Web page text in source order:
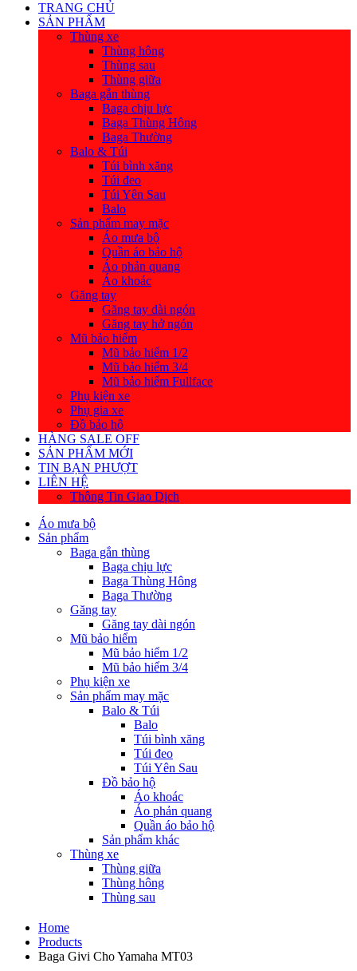
TRANG CHỦ
SẢN PHẨM
Thùng xe
Thùng hông
Thùng sau
Thùng giữa
Baga gắn thùng
Baga chịu lực
Baga Thùng Hông
Baga Thường
Balo & Túi
Túi bình xăng
Túi đeo
Túi Yên Sau
Balo
Sản phẩm may mặc
Áo mưa bộ
Quần áo bảo hộ
Áo phản quang
Áo khoác
Găng tay
Găng tay dài ngón
Găng tay hở ngón
Mũ bảo hiểm
Mũ bảo hiểm 1/2
Mũ bảo hiểm 3/4
Mũ bảo hiểm Fullface
Phụ kiện xe
Phụ gia xe
Đồ bảo hộ
HÀNG SALE OFF
SẢN PHẨM MỚI
TIN BẠN PHƯỢT
LIÊN HỆ
Thông Tin Giao Dịch
Áo mưa bộ
Sản phẩm
Baga gắn thùng
Baga chịu lực
Baga Thùng Hông
Baga Thường
Găng tay
Găng tay dài ngón
Mũ bảo hiểm
Mũ bảo hiểm 1/2
Mũ bảo hiểm 3/4
Phụ kiện xe
Sản phẩm may mặc
Balo & Túi
Balo
Túi bình xăng
Túi đeo
Túi Yên Sau
Đồ bảo hộ
Áo khoác
Áo phản quang
Quần áo bảo hộ
Sản phẩm khác
Thùng xe
Thùng giữa
Thùng hông
Thùng sau
Home
Products
Baga Givi Cho Yamaha MT03